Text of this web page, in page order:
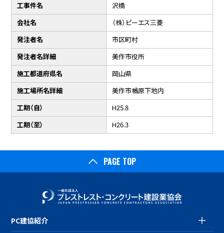
工事件名
沢橋
会社名
（株）ピーエス三菱
発注者名
市区町村
発注者名詳細
美作市役所
施工都道府県名
岡山県
施工場所名詳細
美作市楢原下地内
工期（自）
H25.8
工期（至）
H26.3
PAGE TOP
PC建協紹介